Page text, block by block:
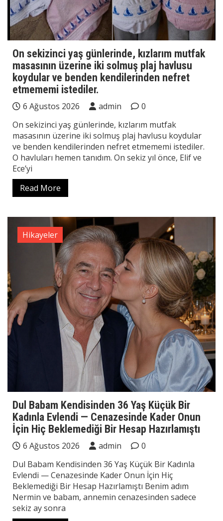
On sekizinci yaş günlerinde, kızlarım mutfak
masasının üzerine iki solmuş plaj havlusu
koydular ve benden kendilerinden nefret
etmememi istediler.
6 Ağustos 2026 admin
0
On sekizinci yaş günlerinde, kızlarım mutfak
masasının üzerine iki solmuş plaj havlusu koydular
ve benden kendilerinden nefret etmememi istediler.
O havluları hemen tanıdım. On sekiz yıl önce, Elif ve
Ece’yi
Read More
Hikayeler
Dul Babam Kendisinden 36 Yaş Küçük Bir
Kadınla Evlendi — Cenazesinde Kader Onun
İçin Hiç Beklemediği Bir Hesap Hazırlamıştı
6 Ağustos 2026 admin
0
Dul Babam Kendisinden 36 Yaş Küçük Bir Kadınla
Evlendi — Cenazesinde Kader Onun İçin Hiç
Beklemediği Bir Hesap Hazırlamıştı Benim adım
Nermin ve babam, annemin cenazesinden sadece
sekiz ay sonra